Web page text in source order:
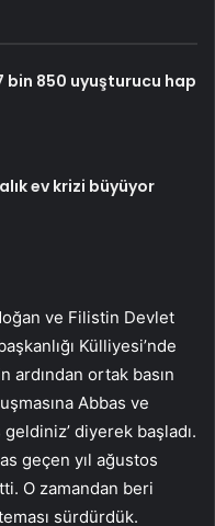
bin 850 uyuşturucu hap
ev krizi büyüyor
ve Filistin Devlet
Külliyesi’nde
ortak basın
Abbas ve
diyerek başladı.
geçen yıl ağustos
O zamandan beri
sürdürdük.